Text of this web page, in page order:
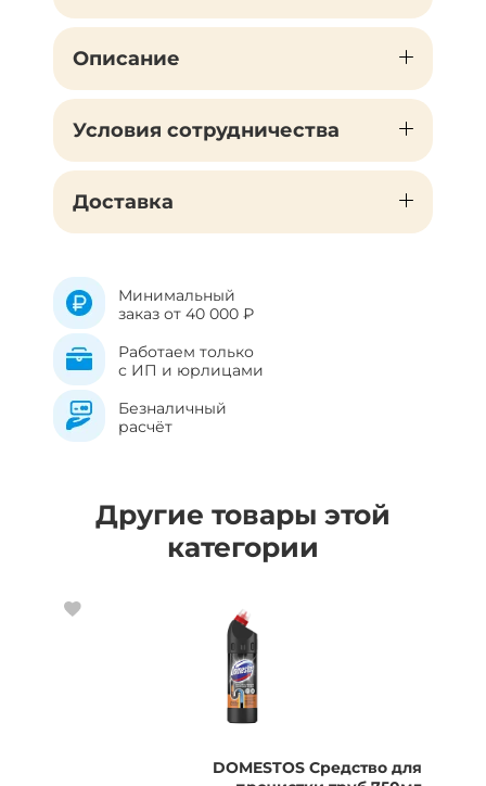
Описание
Условия сотрудничества
Доставка
Минимальный
заказ от 40 000 ₽
Работаем только
с ИП и юрлицами
Безналичный
расчёт
Другие товары этой
категории
DOMESTOS Средство для